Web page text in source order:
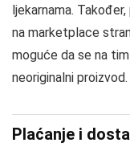
ljekarnama.
na marketplace
moguće da se na
neoriginalni proizvod.
Plaćanje i